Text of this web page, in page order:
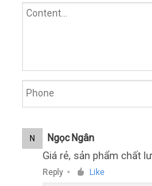
N Ngọc Ngân
Giá rẻ, sản phẩm chất
Reply ● Like